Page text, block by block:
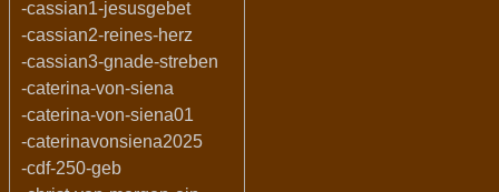
-cassian1-jesusgebet
-cassian2-reines-herz
-cassian3-gnade-streben
-caterina-von-siena
-caterina-von-siena01
-caterinavonsiena2025
-cdf-250-geb